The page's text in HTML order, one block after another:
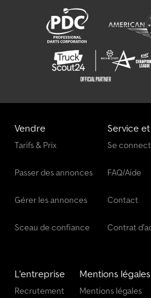
Vendre
Tarifs & Prix
Passer des annonces
Gérer les annonces
Sceau de confiance
Service
Se
FAQ/Aide
Contact
Contrat
L'entreprise
Recrutement
Mentions légales
Mentions légales